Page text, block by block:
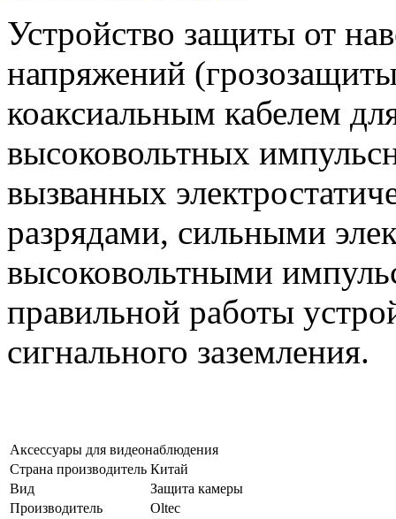
Устройство защиты от
напряжений
коаксиальным кабелем
высоковольтных
вызванных
разрядами, сильными
высоковольтными
правильной работы
сигнального заземления.
Аксессуары для видеонаблюдения
Страна производитель Китай
Вид
Защита камеры
Производитель
Oltec